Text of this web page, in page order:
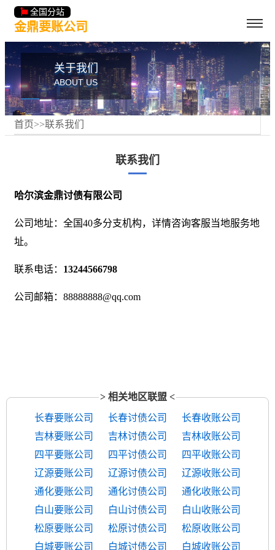
全国分站
金鼎要账公司
关于我们
ABOUT US
首页>>联系我们
联系我们
哈尔滨金鼎讨债有限公司
公司地址：全国40多分支机构，详情咨询客服当地服务地
址。
联系电话： 13244566798
公司邮箱：88888888@qq.com
> 相关地区联盟 <
长春要账公司
长春讨债公司
长春收账公司
吉林要账公司
吉林讨债公司
吉林收账公司
四平要账公司
四平讨债公司
四平收账公司
辽源要账公司
辽源讨债公司
辽源收账公司
通化要账公司
通化讨债公司
通化收账公司
白山要账公司
白山讨债公司
白山收账公司
松原要账公司
松原讨债公司
松原收账公司
白城要账公司
白城讨债公司 白城收账公司